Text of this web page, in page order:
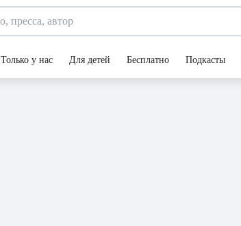
Только у нас Для детей Бесплатно Подкасты